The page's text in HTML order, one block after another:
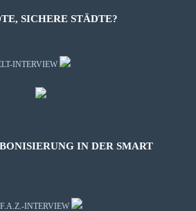
SICHERE STÄDTE?
INTERVIEW
IN DER SMART
INTERVIEW